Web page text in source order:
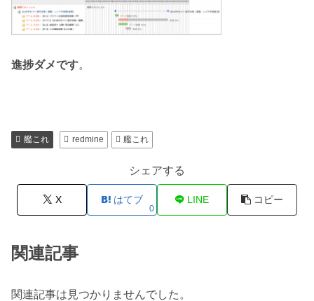
進捗ダメです。
艦これ redmine 艦これ
シェアする
X はてブ
0
LINE コピー
関連記事
関連記事は見つかりませんでした。